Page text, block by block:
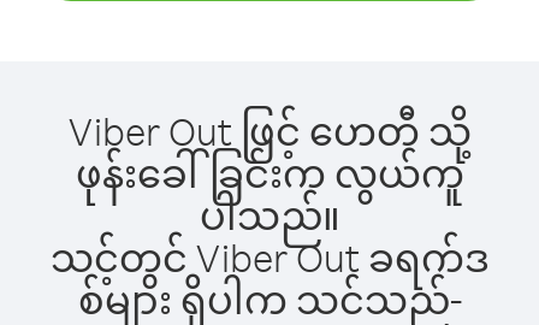
Viber Out ဖြင့် ဟေတီ သို့
ဖုန်းခေါ်ခြင်းက လွယ်ကူ
ပါသည်။
သင့်တွင် Viber Out ခရက်ဒ
စ်များ ရှိပါက သင်သည်-